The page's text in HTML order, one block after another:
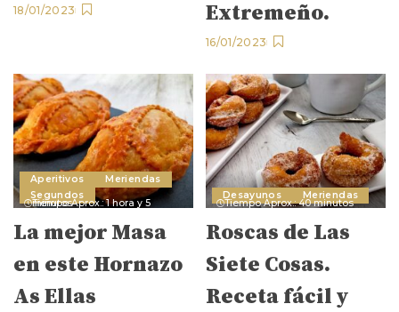
18/01/2023
Extremeño.
16/01/2023
Aperitivos
Meriendas
Segundos
Tiempo Aprox.: 1 hora y 5 minutos
La mejor Masa
en este Hornazo
As Ellas
Desayunos Meriendas
Tiempo Aprox.: 40 minutos
Roscas de Las
Siete Cosas.
Receta fácil y